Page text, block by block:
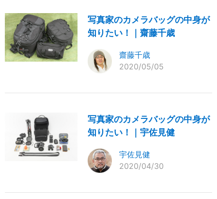
写真家のカメラバッグの中身が
知りたい！｜齋藤千歳
齋藤千歳
2020/05/05
写真家のカメラバッグの中身が
知りたい！｜宇佐見健
宇佐見健
2020/04/30